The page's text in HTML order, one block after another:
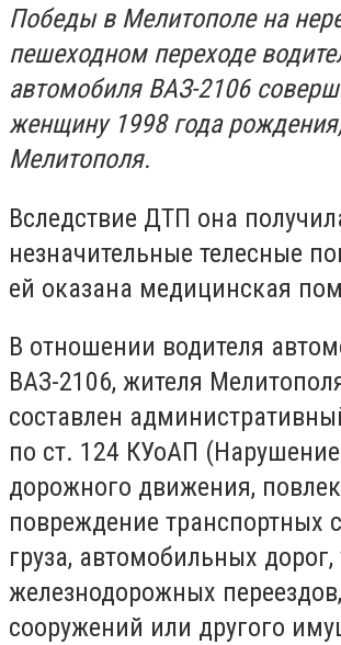
Победы в Мелитополе на
пешеходном переходе
автомобиля ВАЗ-2106
женщину 1998 года
Мелитополя.
Вследствие ДТП она
незначительные телесные
ей оказана медицинская
В отношении водителя
ВАЗ-2106, жителя
составлен
по ст. 124 КУоАП
дорожного движения,
повреждение транспортных
груза, автомобильных дорог,
железнодорожных
сооружений или другого